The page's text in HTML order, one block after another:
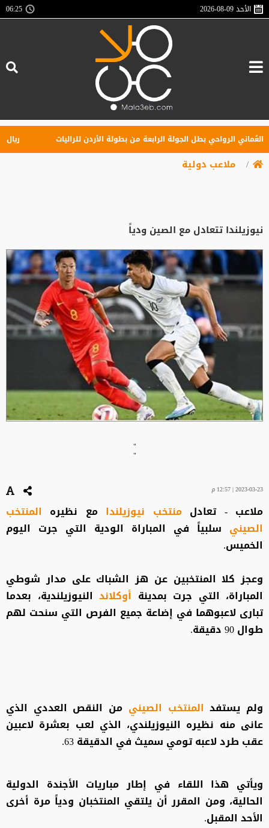
الأحد2026-08-09
06:25
الرواحي بطل الجولة الرابعة من بطولة الأردن للراليات ريال
ملاعب دولية
نيوزيلندا تتعادل مع الصين ودياً
"
"
2023-03-23 | 12:57 م
ملاعب - تعادل منتخب نيوزيلندامع نظيره المنتخب
الصيني سلبياً في المباراة الودية التي جرت اليوم
الخميس.
وعجز كلا المنتخبين عن هز الشباك على مدار شوطي
المباراة، التي جرت بمدينة أوكلاند النيوزيلندية، بعدما
تبارى لاعبوهما في إضاعة جميع الفرص التي سنحت لهم
طوال 90 دقيقة.
ولم يستفدالمنتخب الصيني من النقص العددي الذي
عانى منه نظيره النيوزيلندي، الذي لعب بعشرة لاعبين
عقب طرد لاعبه تومي سميث في الدقيقة 63.
ويأتي هذا اللقاء في إطار مباريات الأجندة الدولية
الحالية، ومن المقرر أن يلتقي المنتخبان ودياً مرة أخرى
الأحد المقبل.